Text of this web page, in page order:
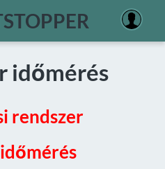
időmérés
rendszer